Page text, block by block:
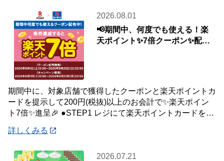
2026.08.01
📢期間中、何度でも使える！楽
天ポイント✨7倍クーポン✨配布
期間中に、対象店舗で獲得したクーポンと楽天ポイントカ
ードを提示して200円(税抜)以上のお会計で✨楽天ポイン
ト7倍✨進呈🎉 ●STEP1 レジにて楽天ポイントカードを提
詳しくみる
2026.07.21